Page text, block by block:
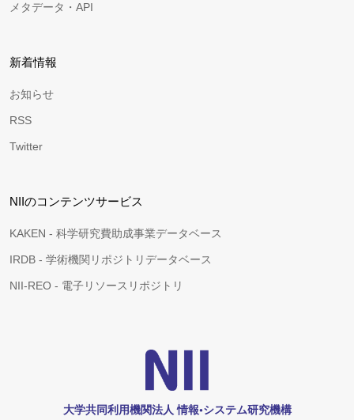
メタデータ・API
新着情報
お知らせ
RSS
Twitter
NIIのコンテンツサービス
KAKEN - 科学研究費助成事業データベース
IRDB - 学術機関リポジトリデータベース
NII-REO - 電子リソースリポジトリ
大学共同利用機関法人 情報•システム研究機構